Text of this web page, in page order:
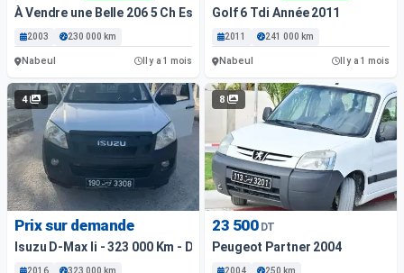
À Vendre une Belle 206 5 Ch Essence
2003 230 000 km
Nabeul Il y a 1 mois
Golf 6 Tdi Année 2011
2011 241 000 km
Nabeul Il y a 1 mois
4
Prix sur demande
Isuzu D-Max Ii - 323 000 Km - Diesel
2016 323 000 km
8
23 500 DT
Peugeot Partner 2004
2004 250 km